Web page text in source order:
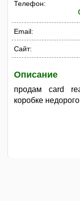
Телефон:
Email:
Сайт:
Описание
продам card
коробке недорого